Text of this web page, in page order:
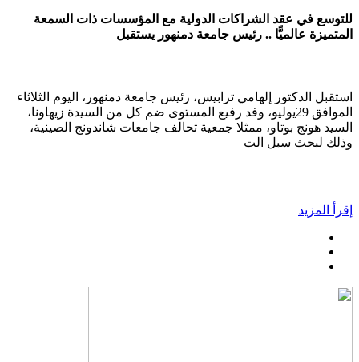
للتوسع في عقد الشراكات الدولية مع المؤسسات ذات السمعة
المتميزة عالميًّا .. رئيس جامعة دمنهور يستقبل
استقبل الدكتور إلهامي ترابيس، رئيس جامعة دمنهور، اليوم الثلاثاء
الموافق 29يوليو، وفد رفيع المستوى ضم كل من السيدة زيهاونا،
السيد هونج بوتاو، ممثلا جمعية تحالف جامعات شاندونج الصينية،
وذلك لبحث سبل الت
إقرأ المزيد